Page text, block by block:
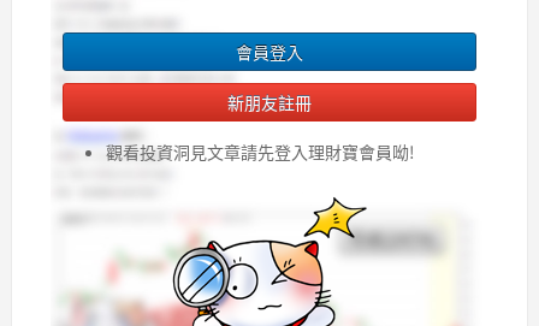
會員登入
新朋友註冊
觀看投資洞見文章請先登入理財寶會員呦!